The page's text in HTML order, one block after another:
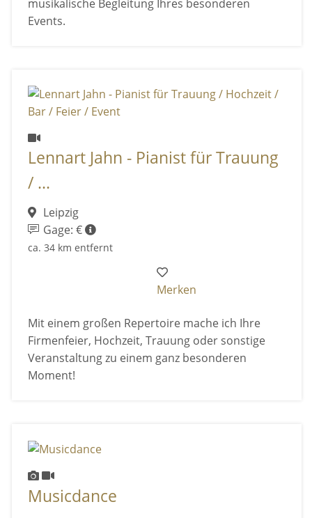
musikalische Begleitung Ihres besonderen
Events.
Lennart Jahn - Pianist für Trauung
/ ...
Leipzig
Gage: €
ca. 34 km entfernt
Merken
Mit einem großen Repertoire mache ich Ihre
Firmenfeier, Hochzeit, Trauung oder sonstige
Veranstaltung zu einem ganz besonderen
Moment!
Musicdance